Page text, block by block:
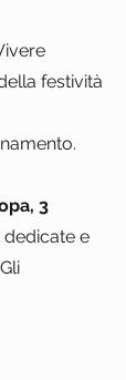
festività
3
e